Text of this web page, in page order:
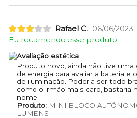
Rafael C. 06/06/2023
Eu recomendo esse produto.
Avaliação estética
Produto novo, ainda não tive uma
de energia para avaliar a bateria e
de iluminação. Poderia ser todo
como o irmão mais caro, bastaria
nome.
Produto:MINI BLOCO
LUMENS